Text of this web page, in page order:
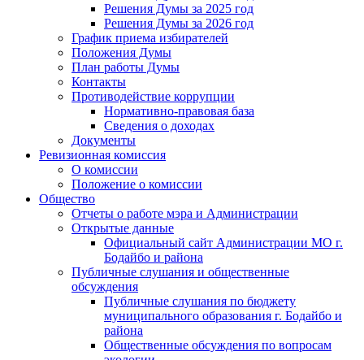
Решения Думы за 2025 год
Решения Думы за 2026 год
График приема избирателей
Положения Думы
План работы Думы
Контакты
Противодействие коррупции
Нормативно-правовая база
Сведения о доходах
Документы
Ревизионная комиссия
О комиссии
Положение о комиссии
Общество
Отчеты о работе мэра и Администрации
Открытые данные
Официальный сайт Администрации МО г.
Бодайбо и района
Публичные слушания и общественные
обсуждения
Публичные слушания по бюджету
муниципального образования г. Бодайбо и
района
Общественные обсуждения по вопросам